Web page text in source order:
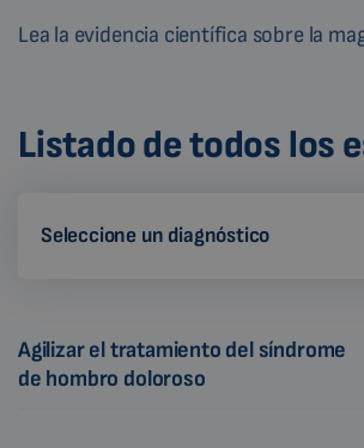
Lea la evidencia científica sobre la
Listado de todos los
Seleccione un diagnóstico
Agilizar el tratamiento del síndrome
de hombro doloroso